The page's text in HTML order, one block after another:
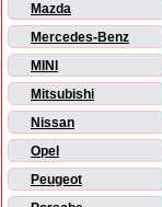
Mazda
Mercedes-Benz
MINI
Mitsubishi
Nissan
Opel
Peugeot